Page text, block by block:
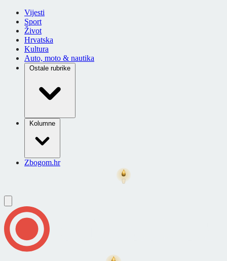
Vijesti
Sport
Život
Hrvatska
Kultura
Auto, moto & nautika
Ostale rubrike
Kolumne
Zbogom.hr